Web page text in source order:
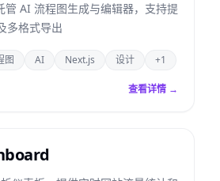
AI 流程图生成与编辑器，支持提
多格式导出
图 AI Next.js 设计 +1
查看详情 →